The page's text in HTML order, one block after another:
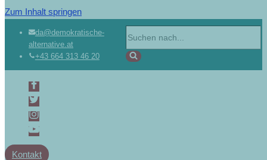
Zum Inhalt springen
da@demokratische-
alternative.at
+43 664 313 46 20
Kontakt